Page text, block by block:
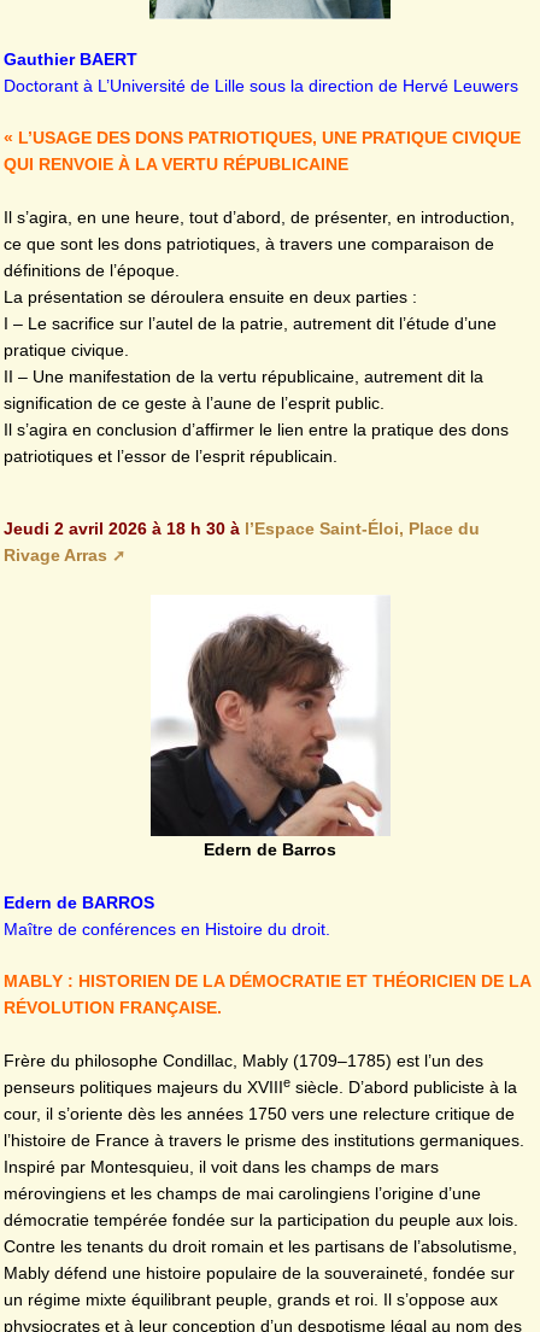
Gauthier BAERT
Doctorant à L’Université de Lille sous la direction de Hervé Leuwers
« L’USAGE DES DONS PATRIOTIQUES, UNE PRATIQUE CIVIQUE
QUI RENVOIE À LA VERTU RÉPUBLICAINE
Il s’agira, en une heure, tout d’abord, de présenter, en introduction,
ce que sont les dons patriotiques, à travers une comparaison de
définitions de l’époque.
La présentation se déroulera ensuite en deux parties :
I – Le sacrifice sur l’autel de la patrie, autrement dit l’étude d’une
pratique civique.
II – Une manifestation de la vertu républicaine, autrement dit la
signification de ce geste à l’aune de l’esprit public.
Il s’agira en conclusion d’affirmer le lien entre la pratique des dons
patriotiques et l’essor de l’esprit républicain.
Jeudi 2 avril 2026 à 18 h 30 à l’Espace Saint-Éloi, Place du
Rivage Arras
Edern de Barros
Edern de BARROS
Maître de conférences en Histoire du droit.
MABLY : HISTORIEN DE LA DÉMOCRATIE ET THÉORICIEN DE LA
RÉVOLUTION FRANÇAISE.
Frère du philosophe Condillac, Mably (1709–1785) est l’un des
penseurs politiques majeurs du XVIIIe siècle. D’abord publiciste à la
cour, il s’oriente dès les années 1750 vers une relecture critique de
l’histoire de France à travers le prisme des institutions germaniques.
Inspiré par Montesquieu, il voit dans les champs de mars
mérovingiens et les champs de mai carolingiens l’origine d’une
démocratie tempérée fondée sur la participation du peuple aux lois.
Contre les tenants du droit romain et les partisans de l’absolutisme,
Mably défend une histoire populaire de la souveraineté, fondée sur
un régime mixte équilibrant peuple, grands et roi. Il s’oppose aux
physiocrates et à leur conception d’un despotisme légal au nom des